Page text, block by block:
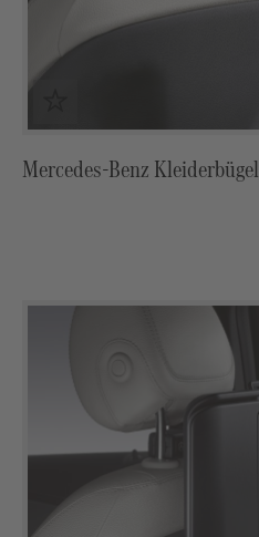
Mercedes-Benz Kleiderbügel